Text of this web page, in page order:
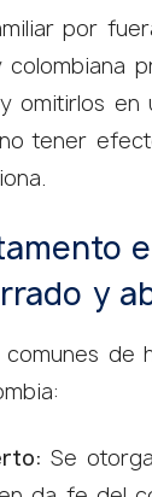
por
colombiana
omitirlos en
tener
y
de
Se